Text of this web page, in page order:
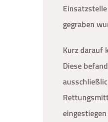
gegraben
Kurz darauf
Diese